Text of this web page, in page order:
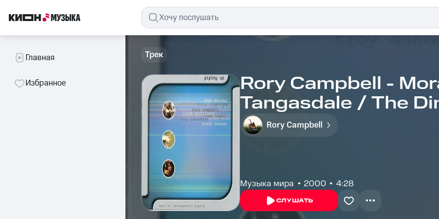
Главная
Избранное
Трек
Rory Campbell -
Tangasdale / The
Donnachadh Dubh /
Traditional Jig / An
Rory Campbell
Музыка мира 2000 4:28
СЛУШАТЬ